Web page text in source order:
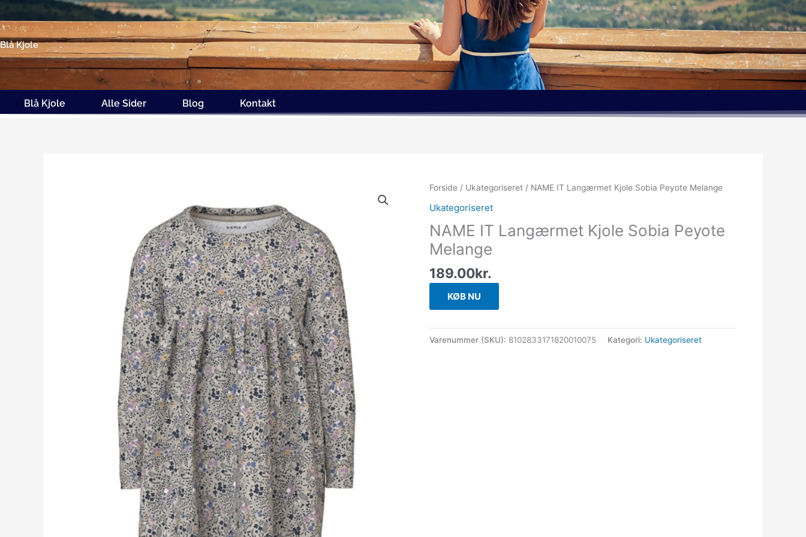
til
indholdet
Blå Kjole
Blå Kjole Alle Sider Blog Kontakt
Forside / Ukategoriseret / NAME IT Langærmet Kjole Sobia Peyote Melange
Ukategoriseret
NAME IT Langærmet Kjole Sobia Peyote
Melange
189.00kr.
KØB NU
Varenummer (SKU): 8102833171820010075 Kategori: Ukategoriseret